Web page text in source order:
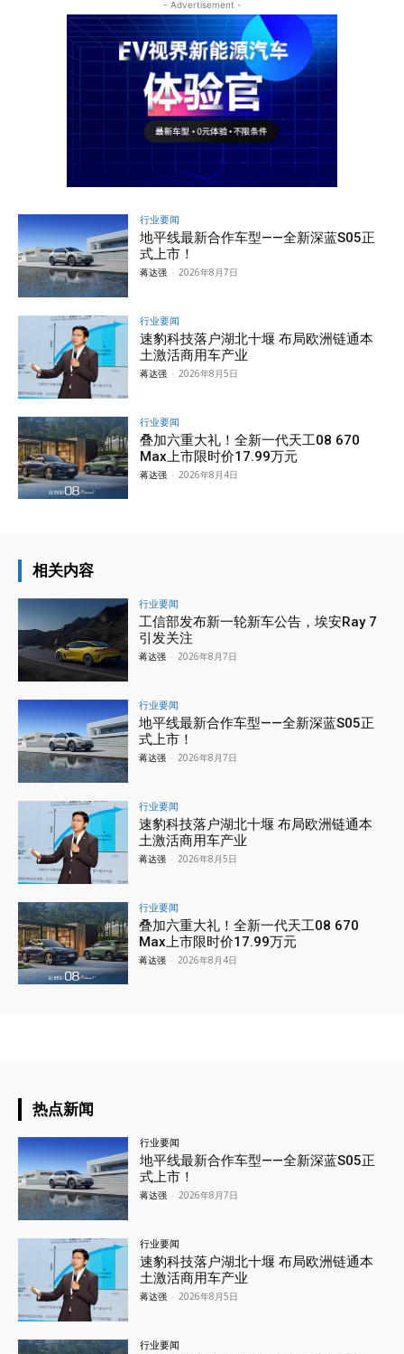
- Advertisement -
行业要闻
地平线最新合作车型——全新深蓝S05正
式上市！
蒋达强 - 2026年8月7日
行业要闻
速豹科技落户湖北十堰 布局欧洲链通本
土激活商用车产业
蒋达强 - 2026年8月5日
行业要闻
叠加六重大礼！全新一代天工08 670
Max上市限时价17.99万元
蒋达强 - 2026年8月4日
相关内容
行业要闻
工信部发布新一轮新车公告，埃安Ray 7
引发关注
蒋达强 - 2026年8月7日
行业要闻
地平线最新合作车型——全新深蓝S05正
式上市！
蒋达强 - 2026年8月7日
行业要闻
速豹科技落户湖北十堰 布局欧洲链通本
土激活商用车产业
蒋达强 - 2026年8月5日
行业要闻
叠加六重大礼！全新一代天工08 670
Max上市限时价17.99万元
蒋达强 - 2026年8月4日
热点新闻
行业要闻
地平线最新合作车型——全新深蓝S05正
式上市！
蒋达强 - 2026年8月7日
行业要闻
速豹科技落户湖北十堰 布局欧洲链通本
土激活商用车产业
蒋达强 - 2026年8月5日
行业要闻